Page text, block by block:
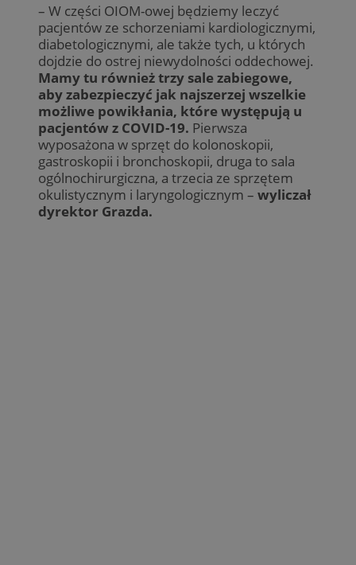
– W części OIOM-owej będziemy leczyć
pacjentów ze schorzeniami kardiologicznymi,
diabetologicznymi, ale także tych, u których
dojdzie do ostrej niewydolności oddechowej.
Mamy tu również trzy sale zabiegowe,
aby zabezpieczyć jak najszerzej wszelkie
możliwe powikłania, które występują u
pacjentów z COVID-19. Pierwsza
wyposażona w sprzęt do kolonoskopii,
gastroskopii i bronchoskopii, druga to sala
ogólnochirurgiczna, a trzecia ze sprzętem
okulistycznym i laryngologicznym – wyliczał
dyrektor Grazda.